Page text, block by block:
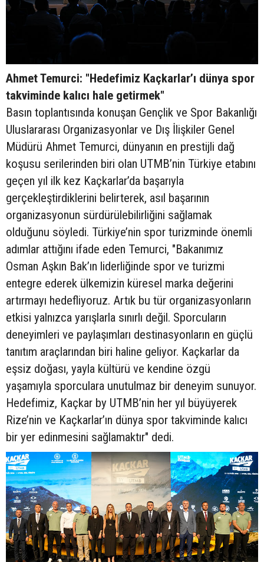
Ahmet Temurci: "Hedefimiz Kaçkarlar’ı dünya spor
takviminde kalıcı hale getirmek"
Basın toplantısında konuşan Gençlik ve Spor Bakanlığı
Uluslararası Organizasyonlar ve Dış İlişkiler Genel
Müdürü Ahmet Temurci, dünyanın en prestijli dağ
koşusu serilerinden biri olan UTMB’nin Türkiye etabını
geçen yıl ilk kez Kaçkarlar’da başarıyla
gerçekleştirdiklerini belirterek, asıl başarının
organizasyonun sürdürülebilirliğini sağlamak
olduğunu söyledi. Türkiye’nin spor turizminde önemli
adımlar attığını ifade eden Temurci, "Bakanımız
Osman Aşkın Bak’ın liderliğinde spor ve turizmi
entegre ederek ülkemizin küresel marka değerini
artırmayı hedefliyoruz. Artık bu tür organizasyonların
etkisi yalnızca yarışlarla sınırlı değil. Sporcuların
deneyimleri ve paylaşımları destinasyonların en güçlü
tanıtım araçlarından biri haline geliyor. Kaçkarlar da
eşsiz doğası, yayla kültürü ve kendine özgü
yaşamıyla sporculara unutulmaz bir deneyim sunuyor.
Hedefimiz, Kaçkar by UTMB’nin her yıl büyüyerek
Rize’nin ve Kaçkarlar’ın dünya spor takviminde kalıcı
bir yer edinmesini sağlamaktır" dedi.